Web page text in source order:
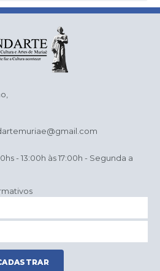
- 13:00h às 17:00h - Segunda a